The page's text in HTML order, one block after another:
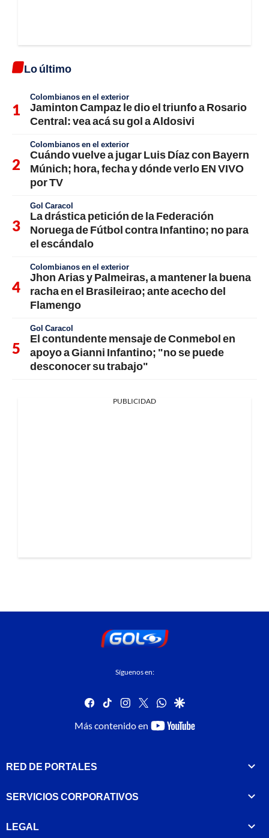
Lo último
Colombianos en el exterior
Jaminton Campaz le dio el triunfo a Rosario
Central: vea acá su gol a Aldosivi
Colombianos en el exterior
Cuándo vuelve a jugar Luis Díaz con Bayern
Múnich; hora, fecha y dónde verlo EN VIVO
por TV
Gol Caracol
La drástica petición de la Federación
Noruega de Fútbol contra Infantino; no para
el escándalo
Colombianos en el exterior
Jhon Arias y Palmeiras, a mantener la buena
racha en el Brasileirao; ante acecho del
Flamengo
Gol Caracol
El contundente mensaje de Conmebol en
apoyo a Gianni Infantino; "no se puede
desconocer su trabajo"
PUBLICIDAD
Síguenos en:
facebook
tiktok instagram
twitterwhatsapp
google
Más contenido en
youtube-
RED DE PORTALES
SERVICIOS CORPORATIVOS
LEGAL